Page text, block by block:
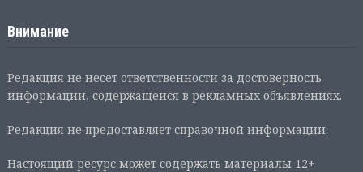
Внимание
Редакция не несет ответственности за достоверность
информации, содержащейся в рекламных объявлениях.
Редакция не предоставляет справочной информации.
Настоящий ресурс может содержать материалы 12+